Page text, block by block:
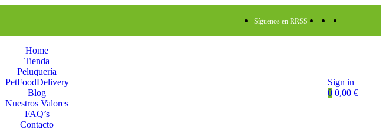
Síguenos en RRSS
Home
Tienda
Peluquería
PetFoodDelivery
Blog
Nuestros Valores
FAQ’s
Contacto
Sign in
0 0,00 €